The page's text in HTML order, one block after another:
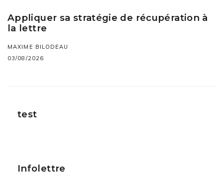
Appliquer sa stratégie de récupération à
la lettre
MAXIME BILODEAU
03/08/2026
test
Infolettre